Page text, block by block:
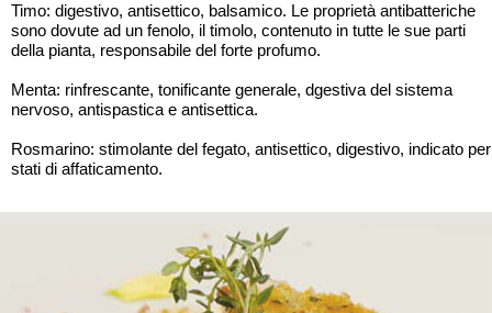
Timo: digestivo, antisettico, balsamico. Le proprietà antibatteriche
sono dovute ad un fenolo, il timolo, contenuto in tutte le sue parti
della pianta, responsabile del forte profumo.
Menta: rinfrescante, tonificante generale, dgestiva del sistema
nervoso, antispastica e antisettica.
Rosmarino: stimolante del fegato, antisettico, digestivo, indicato per
stati di affaticamento.